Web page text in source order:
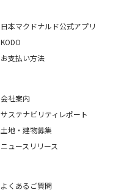
日本マクドナルド公式アプリ
KODO
お支払い方法
会社案内
サステナビリティレポート
土地・建物募集
ニュースリリース
よくあるご質問